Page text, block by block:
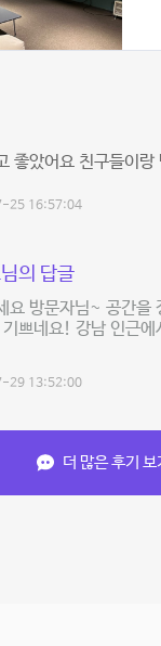
좋았어요 친구들이
25 16:57:04
의 답글
요 방문자님~ 공간을
쁘네요! 강남 인근
29 13:52:00
더 많은 후기 보